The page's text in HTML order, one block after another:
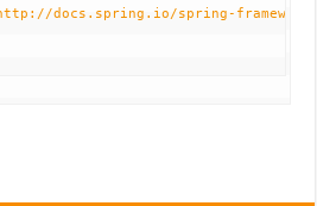
docs.spring.io/spring-